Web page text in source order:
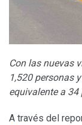
Con las nuevas
1,520 personas
equivalente a
A través del